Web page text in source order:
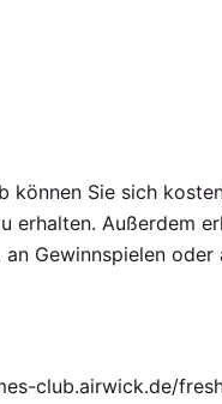
können Sie sich
erhalten. Außerdem
Gewinnspielen
club.airwick.de/